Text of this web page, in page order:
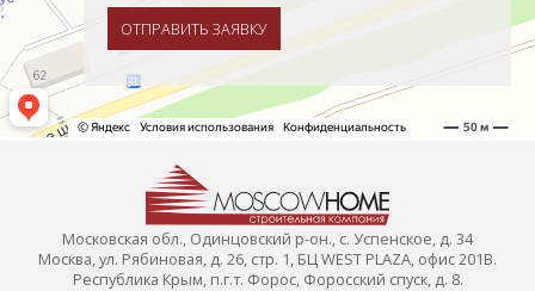
ОТПРАВИТЬ ЗАЯВКУ
Московская обл., Одинцовский р-он., с. Успенское, д. 34
Москва, ул. Рябиновая, д. 26, стр. 1, БЦ WEST PLAZA, офис 201В.
Республика Крым, п.г.т. Форос, Форосский спуск, д. 8.